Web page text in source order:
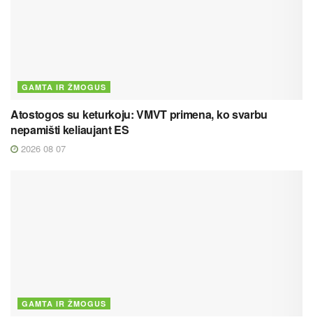
GAMTA IR ŽMOGUS
Atostogos su keturkoju: VMVT primena, ko svarbu
nepamišti keliaujant ES
2026 08 07
GAMTA IR ŽMOGUS